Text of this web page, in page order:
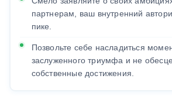
партнерам, ваш внутренний
пике.
Позвольте себе насладиться
заслуженного триумфа и не
собственные достижения.